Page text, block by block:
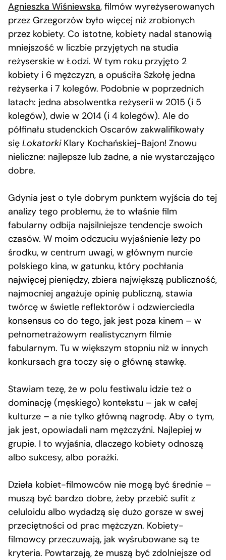
Agnieszka Wiśniewska, filmów wyreżyserowanych
przez Grzegorzów było więcej niż zrobionych
przez kobiety. Co istotne, kobiety nadal stanowią
mniejszość w liczbie przyjętych na studia
reżyserskie w Łodzi. W tym roku przyjęto 2
kobiety i 6 mężczyzn, a opuściła Szkołę jedna
reżyserka i 7 kolegów. Podobnie w poprzednich
latach: jedna absolwentka reżyserii w 2015 (i 5
kolegów), dwie w 2014 (i 4 kolegów). Ale do
półfinału studenckich Oscarów zakwalifikowały
się LokatorkiKlary Kochańskiej-Bajon! Znowu
nieliczne: najlepsze lub żadne, a nie wystarczająco
dobre.
Gdynia jest o tyle dobrym punktem wyjścia do tej
analizy tego problemu, że to właśnie film
fabularny odbija najsilniejsze tendencje swoich
czasów. W moim odczuciu wyjaśnienie leży po
środku, w centrum uwagi, w głównym nurcie
polskiego kina, w gatunku, który pochłania
najwięcej pieniędzy, zbiera największą publiczność,
najmocniej angażuje opinię publiczną, stawia
twórcę w świetle reflektorów i odzwierciedla
konsensus co do tego, jak jest poza kinem – w
pełnometrażowym realistycznym filmie
fabularnym. Tu w większym stopniu niż w innych
konkursach gra toczy się o główną stawkę.
Stawiam tezę, że w polu festiwalu idzie też o
dominację (męskiego) kontekstu – jak w całej
kulturze – a nie tylko główną nagrodę. Aby o tym,
jak jest, opowiadali nam mężczyźni. Najlepiej w
grupie. I to wyjaśnia, dlaczego kobiety odnoszą
albo sukcesy, albo porażki.
Dzieła kobiet-filmowców nie mogą być średnie –
muszą być bardzo dobre, żeby przebić sufit z
celuloidu albo wydadzą się dużo gorsze w swej
przeciętności od prac mężczyzn. Kobiety-
filmowcy przeczuwają, jak wyśrubowane są te
kryteria. Powtarzają, że muszą być zdolniejsze od